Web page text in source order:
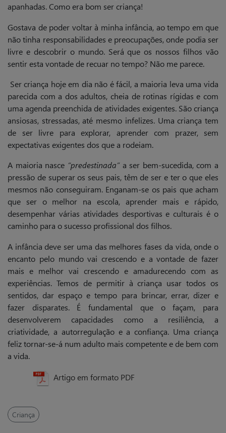
apanhadas. Como era bom ser criança!
Gostava de poder voltar à minha infância, ao tempo em que
não tinha responsabilidades e preocupações, onde podia ser
livre e descobrir o mundo. Será que os nossos filhos vão
sentir esta vontade de recuar no tempo? Não me parece.
Ser criança hoje em dia não é fácil, a maioria leva uma vida
parecida com a dos adultos, cheia de rotinas rígidas e com
uma agenda preenchida de atividades exigentes. São criança
ansiosas, stressadas, até mesmo infelizes. Uma criança tem
de ser livre para explorar, aprender com prazer, sem
expectativas exigentes dos que a rodeiam.
A maioria nasce “predestinada”a ser bem-sucedida, com a
pressão de superar os seus pais, têm de ser e ter o que eles
mesmos não conseguiram. Enganam-se os pais que acham
que ser o melhor na escola, aprender mais e rápido,
desempenhar várias atividades desportivas e culturais é o
caminho para o sucesso profissional dos filhos.
A infância deve ser uma das melhores fases da vida, onde o
encanto pelo mundo vai crescendo e a vontade de fazer
mais e melhor vai crescendo e amadurecendo com as
experiências. Temos de permitir à criança usar todos os
sentidos, dar espaço e tempo para brincar, errar, dizer e
fazer disparates. É fundamental que o façam, para
desenvolverem capacidades como a resiliência, a
criatividade, a autorregulação e a confiança. Uma criança
feliz tornar-se-á num adulto mais competente e de bem com
a vida.
Artigo em formato PDF
Criança